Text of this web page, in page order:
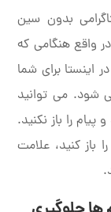
بدون سین
واقع هنگامی که
اینستا برای شما
شود. می توانید
را باز نکنید.
باز کنید، علامت